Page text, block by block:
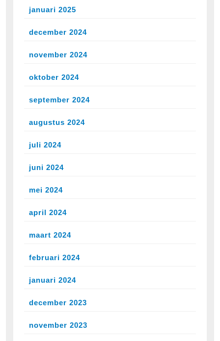
januari 2025
december 2024
november 2024
oktober 2024
september 2024
augustus 2024
juli 2024
juni 2024
mei 2024
april 2024
maart 2024
februari 2024
januari 2024
december 2023
november 2023